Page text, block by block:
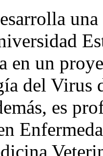
en un
del Virus
es